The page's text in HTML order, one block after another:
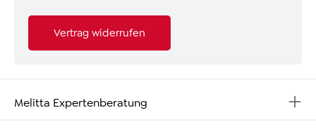
Vertrag widerrufen
Melitta Expertenberatung